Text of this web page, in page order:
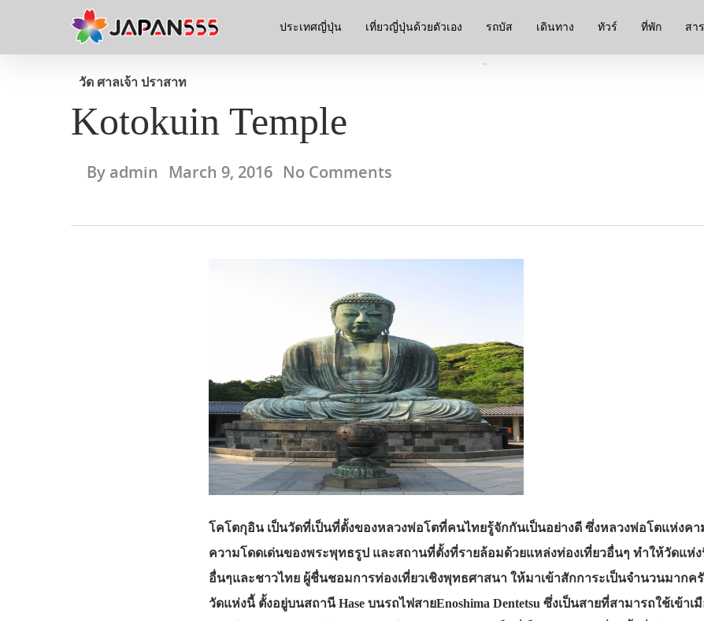
ประเทศญี่ปุ่น เที่ยวญี่ปุ่นด้วยตัวเอง รถบัส เดินทาง ทัวร์ ที่พัก สา
วัด ศาลเจ้า ปราสาท
Kotokuin Temple
By admin March 9, 2016 No Comments
โคโตกุอิน เป็นวัดที่เป็นที่ตั้งของหลวงพ่อโตที่คนไทยรู้จักกันเป็นอย่างดี ซึ่งหลวงพ่อโตแห่งคา
ความโดดเด่นของพระพุทธรูป และสถานที่ตั้งที่รายล้อมด้วยแหล่งท่องเที่ยวอื่นๆ ทำให้วัดแห่
อื่นๆและชาวไทย ผู้ชื่นชอมการท่องเที่ยวเชิงพุทธศาสนา ให้มาเข้าสักการะเป็นจำนวนมากค
วัดแห่งนี้ ตั้งอยู่บนสถานี Hase บนรถไฟสายEnoshima Dentetsu ซึ่งเป็นสายที่สามารถใช้เข้